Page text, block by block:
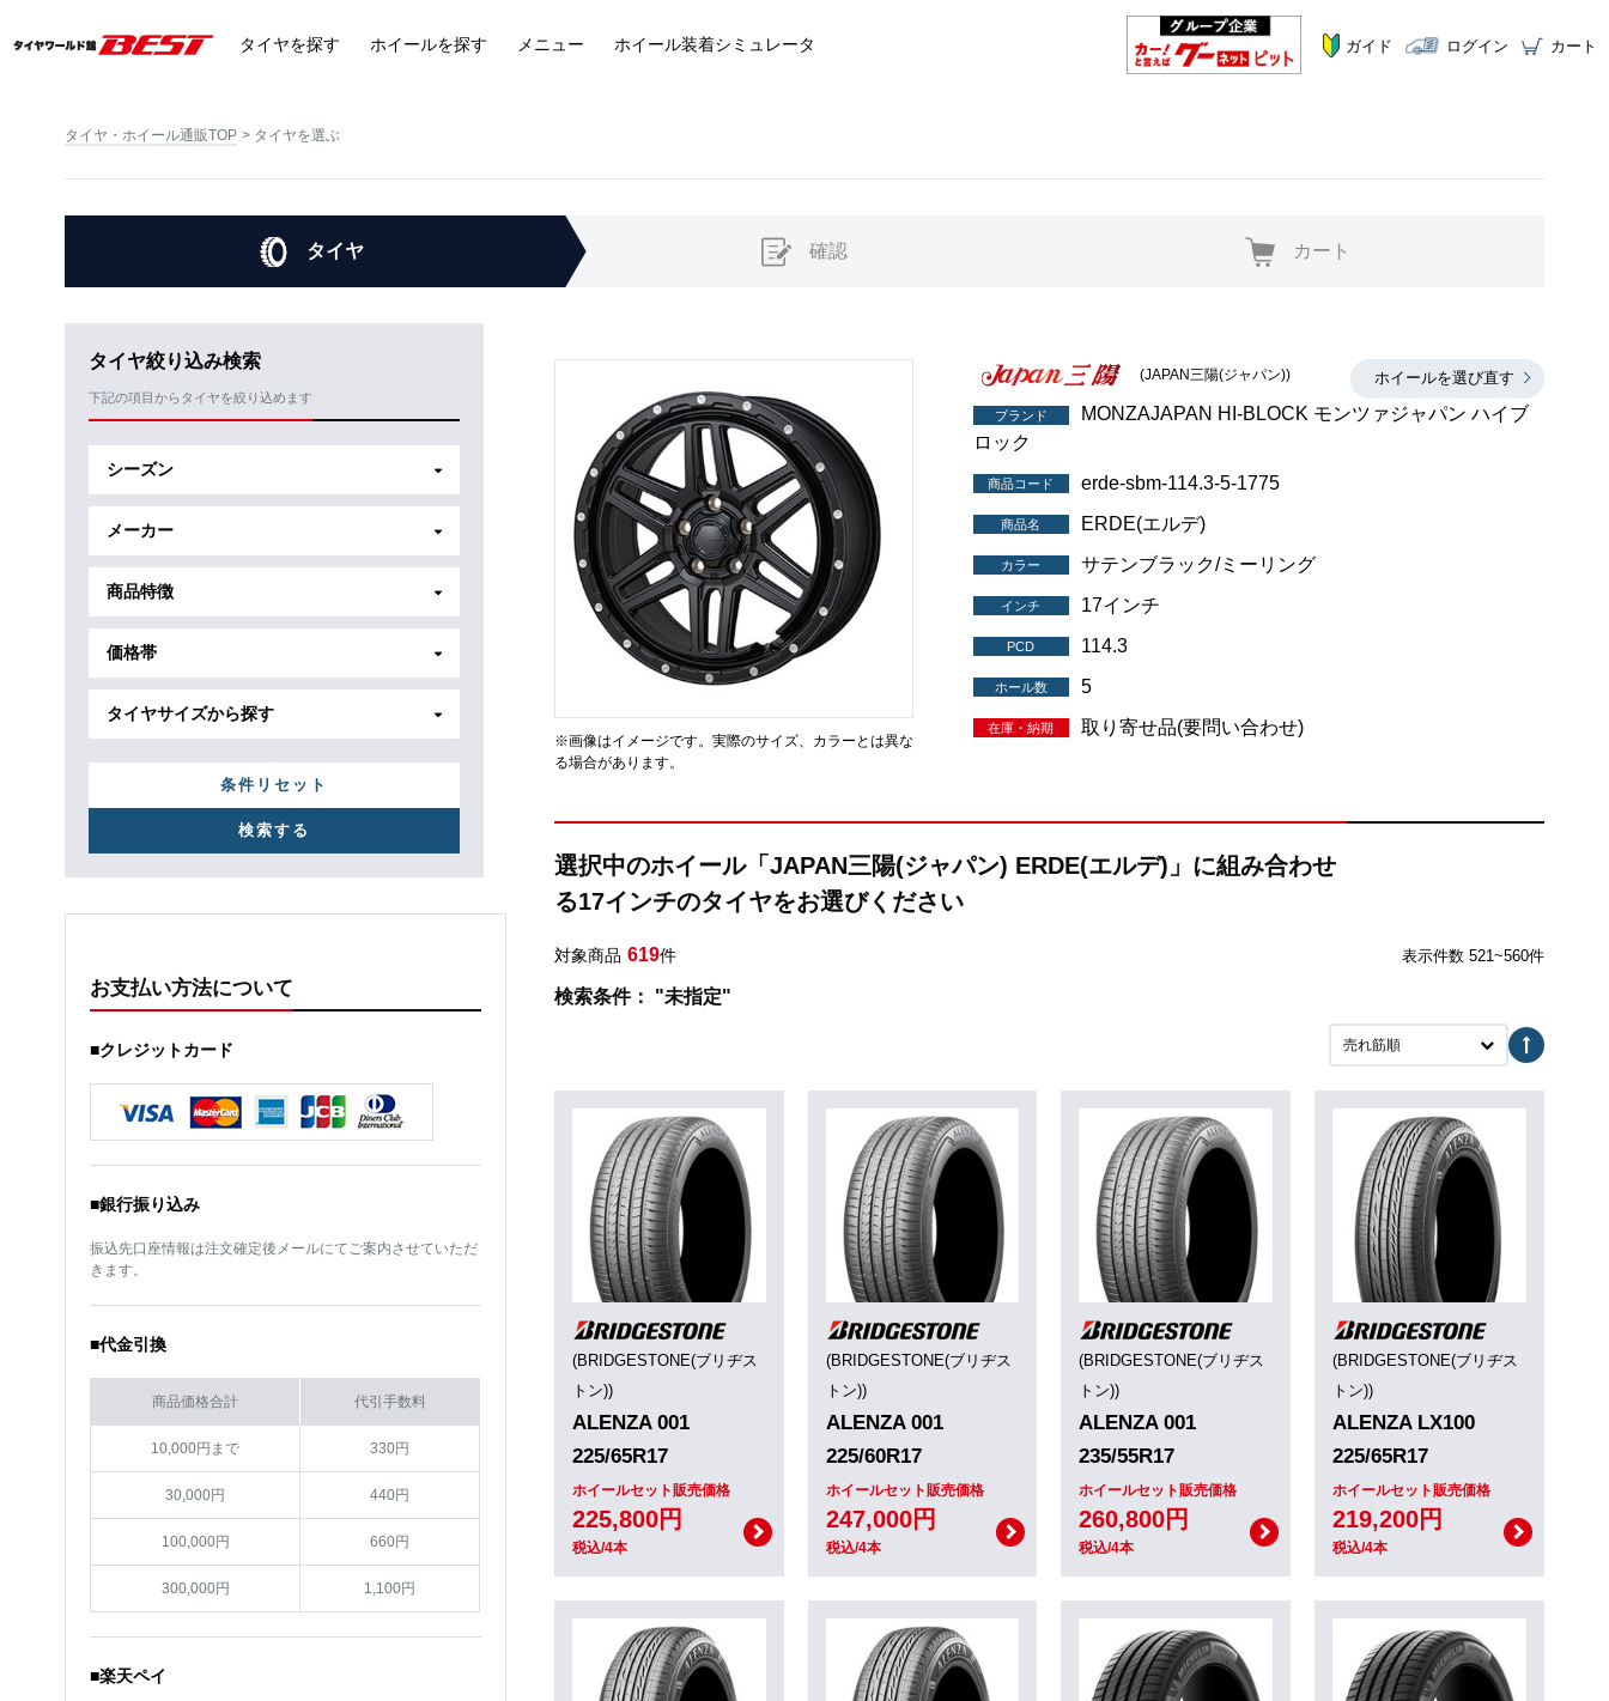
タイヤを探す ホイールを探す メニュー ホイール装着シミュレータ ガイド ログイン カート
タイヤ・ホイール通販TOP タイヤを選ぶ
タイヤ 確認 カート
タイヤ絞り込み検索
下記の項目からタイヤを絞り込めます
シーズン
メーカー
商品特徴
価格帯
タイヤサイズから探す
条件リセット
お支払い方法について
■クレジットカード
■銀行振り込み
振込先口座情報は注文確定後メールにてご案内させていただ
きます。
■代金引換
商品価格合計 代引手数料
10,000円まで 330円
30,000円 440円
100,000円 660円
300,000円 1,100円
■楽天ペイ
※画像はイメージです。実際のサイズ、カラーとは異な
る場合があります。
ホイールを選び直す
(JAPAN三陽(ジャパン))
ブランド
MONZAJAPAN HI-BLOCK モンツァジャパン ハイブ
ロック
商品コード erde-sbm-114.3-5-1775
商品名 ERDE(エルデ)
カラー サテンブラック/ミーリング
インチ 17インチ
PCD 114.3
ホール数 5
在庫・納期 取り寄せ品(要問い合わせ)
選択中のホイール「JAPAN三陽(ジャパン) ERDE(エルデ)」に組み合わせ
る17インチのタイヤをお選びください
対象商品 619件 表示件数 521~560件
検索条件： "未指定"
売れ筋順
(BRIDGESTONE(ブリヂス
トン))
ALENZA 001
225/65R17
ホイールセット販売価格
225,800円
税込/4本
(BRIDGESTONE(ブリヂス
トン))
ALENZA 001
225/60R17
ホイールセット販売価格
247,000円
税込/4本
(BRIDGESTONE(ブリヂス
トン))
ALENZA 001
235/55R17
ホイールセット販売価格
260,800円
税込/4本
(BRIDGESTONE(ブリヂス
トン))
ALENZA LX100
225/65R17
ホイールセット販売価格
219,200円
税込/4本